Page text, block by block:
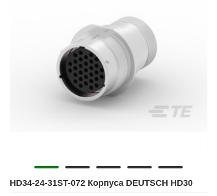
HD34-24-31ST-072 Корпуса DEUTSCH HD30